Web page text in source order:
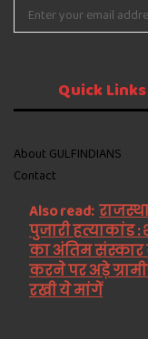
QuickLinks
About GULFINDIANS
Contact
Also read:
पुजारी हत्याकांड :
का अंतिम संस्कार
करने पर अड़े
रखी ये मांगें